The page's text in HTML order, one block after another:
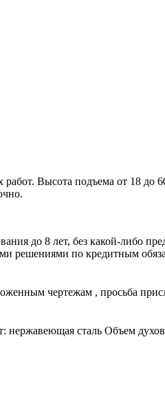
Высота подъема от 18 до
до 8 лет, без какой-либо
решениями по кредитным
чертежам , просьба
сталь Объем